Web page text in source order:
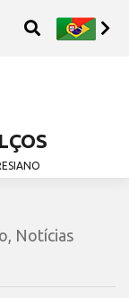
Notícias